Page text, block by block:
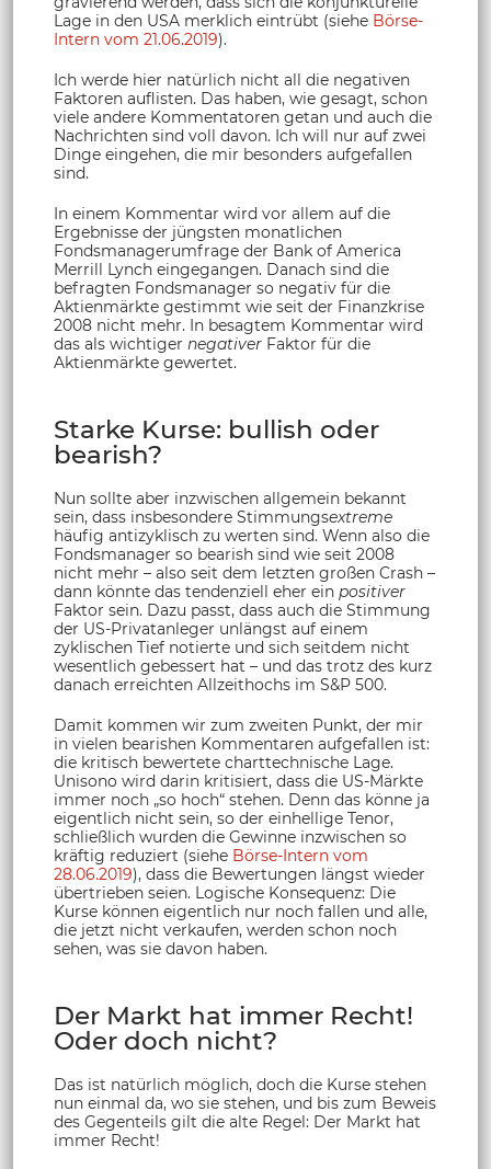
Lage in den USA merklich eintrübt (siehe Börse-
Intern vom 21.06.2019).
Ich werde hier natürlich nicht all die negativen
Faktoren auflisten. Das haben, wie gesagt, schon
viele andere Kommentatoren getan und auch die
Nachrichten sind voll davon. Ich will nur auf zwei
Dinge eingehen, die mir besonders aufgefallen
sind.
In einem Kommentar wird vor allem auf die
Ergebnisse der jüngsten monatlichen
Fondsmanagerumfrage der Bank of America
Merrill Lynch eingegangen. Danach sind die
befragten Fondsmanager so negativ für die
Aktienmärkte gestimmt wie seit der Finanzkrise
2008 nicht mehr. In besagtem Kommentar wird
das als wichtiger negativer Faktor für die
Aktienmärkte gewertet.
Starke Kurse: bullish oder
bearish?
Nun sollte aber inzwischen allgemein bekannt
sein, dass insbesondere Stimmungsextreme
häufig antizyklisch zu werten sind. Wenn also die
Fondsmanager so bearish sind wie seit 2008
nicht mehr – also seit dem letzten großen Crash –
dann könnte das tendenziell eher ein positiver
Faktor sein. Dazu passt, dass auch die Stimmung
der US-Privatanleger unlängst auf einem
zyklischen Tief notierte und sich seitdem nicht
wesentlich gebessert hat – und das trotz des kurz
danach erreichten Allzeithochs im S&P 500.
Damit kommen wir zum zweiten Punkt, der mir
in vielen bearishen Kommentaren aufgefallen ist:
die kritisch bewertete charttechnische Lage.
Unisono wird darin kritisiert, dass die US-Märkte
immer noch „so hoch“ stehen. Denn das könne ja
eigentlich nicht sein, so der einhellige Tenor,
schließlich wurden die Gewinne inzwischen so
kräftig reduziert (siehe Börse-Intern vom
28.06.2019), dass die Bewertungen längst wieder
übertrieben seien. Logische Konsequenz: Die
Kurse können eigentlich nur noch fallen und alle,
die jetzt nicht verkaufen, werden schon noch
sehen, was sie davon haben.
Der Markt hat immer Recht!
Oder doch nicht?
Das ist natürlich möglich, doch die Kurse stehen
nun einmal da, wo sie stehen, und bis zum Beweis
des Gegenteils gilt die alte Regel: Der Markt hat
immer Recht!